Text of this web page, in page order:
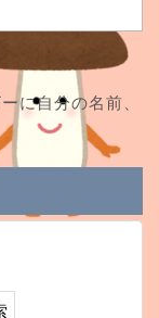
に自分の名前、